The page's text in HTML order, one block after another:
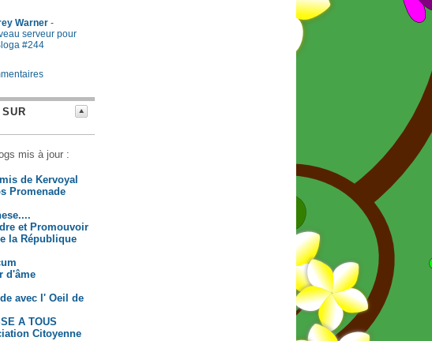
Warner -
serveur pour
#244
mis à jour :
de Kervoyal
Promenade
et Promouvoir
la République
d'âme
avec l' Oeil de
A TOUS
Citoyenne